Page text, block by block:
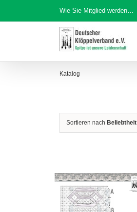
Inhalt
Wie Sie Mitglied werden…
Katalog
Sortieren nach Beliebtheit